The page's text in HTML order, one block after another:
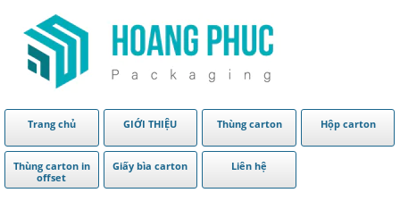
Trang chủ GIỚI THIỆU Thùng carton Hộp carton
Thùng carton in
offset
Giấy bìa carton Liên hệ